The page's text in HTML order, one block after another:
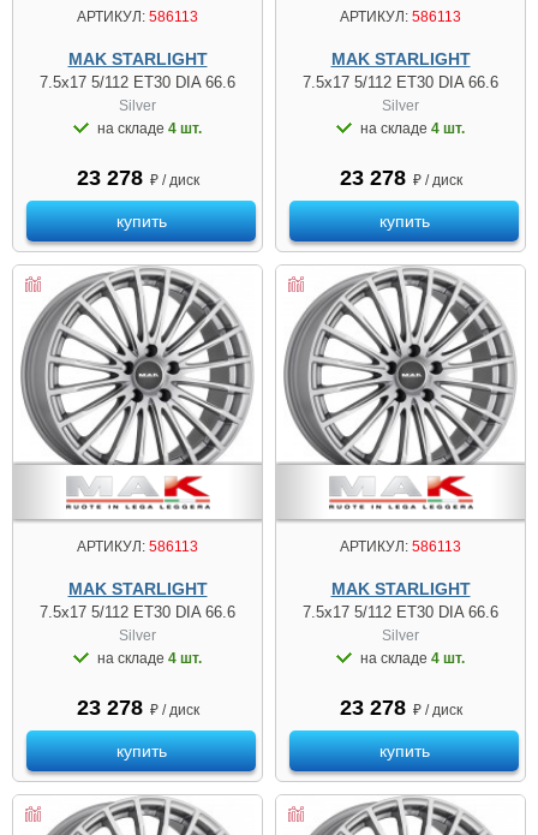
АРТИКУЛ: 586113
MAK STARLIGHT
7.5x17 5/112 ET30 DIA 66.6
Silver
на складе 4 шт.
23 278 ₽ / диск
купить
АРТИКУЛ: 586113
MAK STARLIGHT
7.5x17 5/112 ET30 DIA 66.6
Silver
на складе 4 шт.
23 278 ₽ / диск
купить
АРТИКУЛ: 586113
MAK STARLIGHT
7.5x17 5/112 ET30 DIA 66.6
Silver
на складе 4 шт.
23 278 ₽ / диск
купить
АРТИКУЛ: 586113
MAK STARLIGHT
7.5x17 5/112 ET30 DIA 66.6
Silver
на складе 4 шт.
23 278 ₽ / диск
купить